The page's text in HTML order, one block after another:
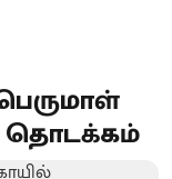
தொடக்கம்